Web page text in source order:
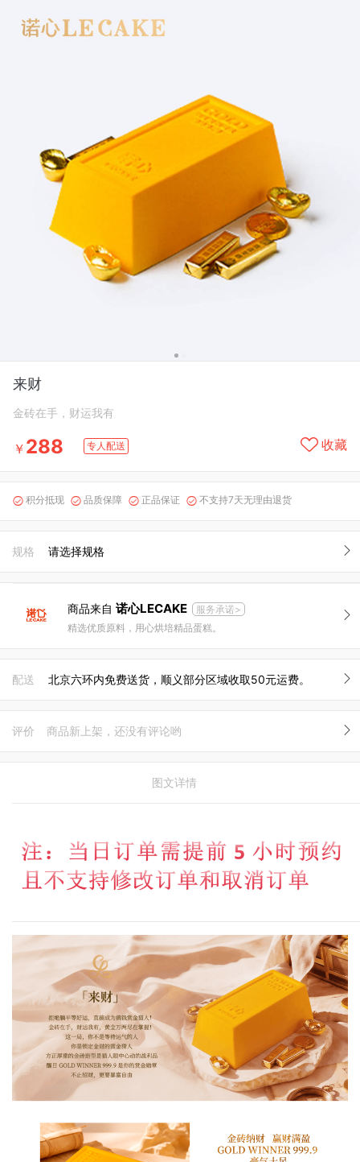
来财
金砖在手，财运我有
￥ 288 专人配送 收藏
 积分抵现  品质保障  正品保证  不支持7天无理由退货
规格 请选择规格
商品来自 诺心LECAKE
服务承诺>
精选优质原料，用心烘培精品蛋糕。
配送 北京六环内免费送货，顺义部分区域收取50元运费。
评价 商品新上架，还没有评论哟
图文详情